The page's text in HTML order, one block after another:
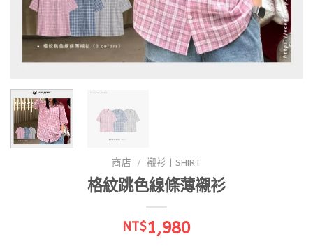
商店 / 襯衫 | SHIRT
格紋跳色線條薄襯衫
NT$1,980